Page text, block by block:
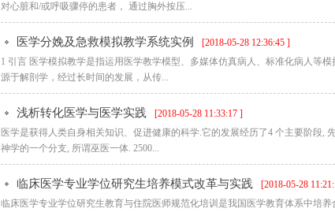
对心脏和/或呼吸骤停的患者， 通过胸外按压...
医学分娩及急救模拟教学系统实例
[2018-05-28 12:36:45 ]
1 引言 医学模拟教学是指运用医学教学模型、多媒体仿真病人、标准化病人等
源于解剖学，经过长时间的发展，从传...
浅析转化医学与医学实践
[2018-05-28 11:33:17 ]
医学是获得人类自身相关知识、促进健康的科学.它的发展经历了4 个主要阶段,
神学的一个分支, 所谓巫医一体. 2500...
临床医学专业学位研究生培养模式改革与实践
[2018-05-28
临床医学专业学位研究生教育与住院医师规范化培训是我国医学教育体系中培